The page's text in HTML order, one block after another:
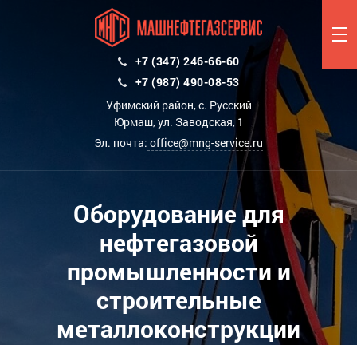
+7 (347) 246-66-60
+7 (987) 490-08-53
Уфимский район, с. Русский
Юрмаш, ул. Заводская, 1
Эл. почта: office@mng-service.ru
Оборудование для
нефтегазовой
промышленности и
строительные
металлоконструкции